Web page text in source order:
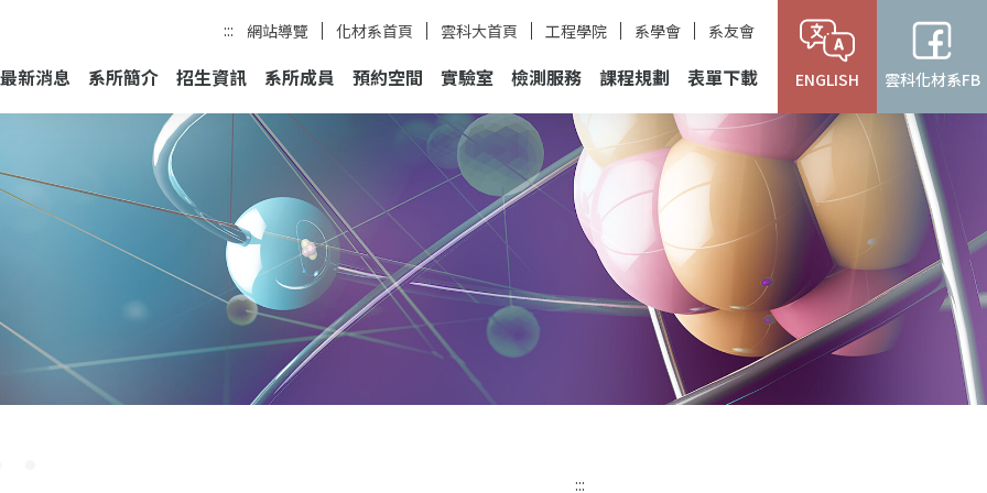
::: 網站導覽 化材系首頁 雲科大首頁 工程學院 系學會 系友會
最新消息 系所簡介 招生資訊 系所成員 預約空間 實驗室 檢測服務 課程規劃 表單下載 ENGLISH 雲科化材系FB
:::